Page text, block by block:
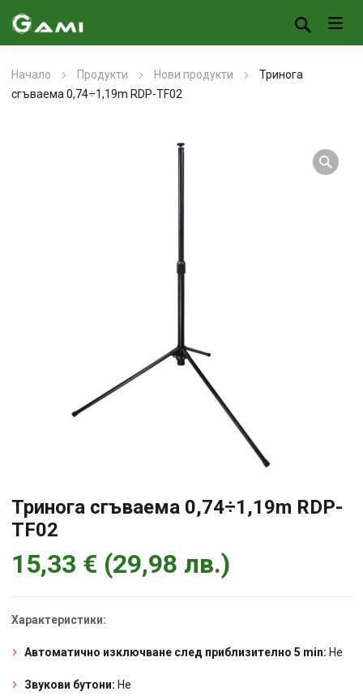
Начало Продукти Нови продукти
Тринога
сгъваема 0,74÷1,19m RDP-TF02
Тринога сгъваема 0,74÷1,19m RDP-
TF02
15,33 € (29,98 лв.)
Характеристики:
Автоматично изключване след приблизително 5 min: Не
Звукови бутони: Не